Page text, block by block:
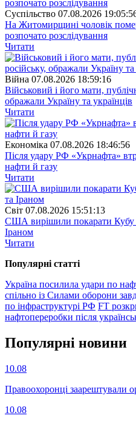
Суспiльство 07.08.2026
На Житомирщині чоловік
розпочато розслідування
Читати
Війна 07.08.2026 18:59:16
Військовий і його мати,
ображали Україну та українців
Читати
Економіка 07.08.2026 18:46:56
Після удару РФ «Укрнафта»
нафти й газу
Читати
Свiт 07.08.2026 15:51:13
США вирішили покарати Кубу
Іраном
Читати
Популярнi статтi
Україна посилила удари по
спільно із Силами оборони
по інфраструктурі РФ FT
нафтопереробки після
Популярнi новини
10.08
Правоохоронці заарештували
10.08